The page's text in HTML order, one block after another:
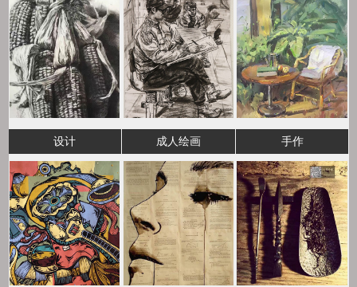
设计 成人绘画 手作